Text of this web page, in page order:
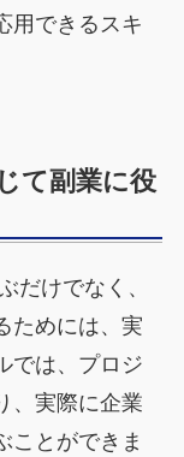
用できるスキ
て副業に役
だけでなく、
ためには、実
では、プロジ
、実際に企業
ことができま